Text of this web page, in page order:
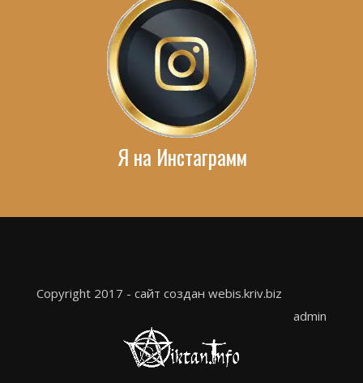
Я на Инстаграмм
Copyright 2017 - сайт создан webis.kriv.biz
admin